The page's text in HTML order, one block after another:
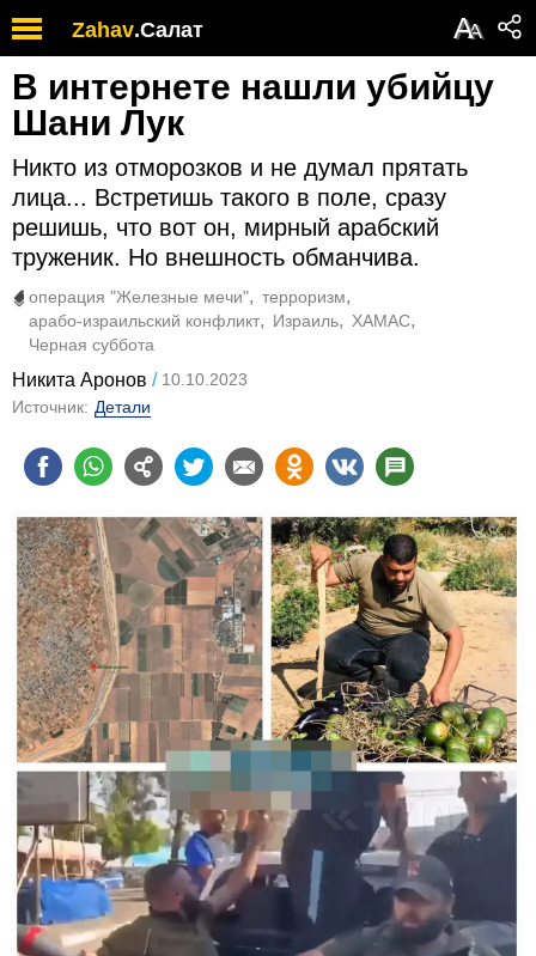
Zahav.Салат АА
В интернете нашли убийцу
Шани Лук
Никто из отморозков и не думал прятать
лица... Встретишь такого в поле, сразу
решишь, что вот он, мирный арабский
труженик. Но внешность обманчива.
операция "Железные мечи"
терроризм
арабо-израильский конфликт
Израиль
ХАМАС
Черная суббота
Никита Аронов
10.10.2023
Источник: Детали